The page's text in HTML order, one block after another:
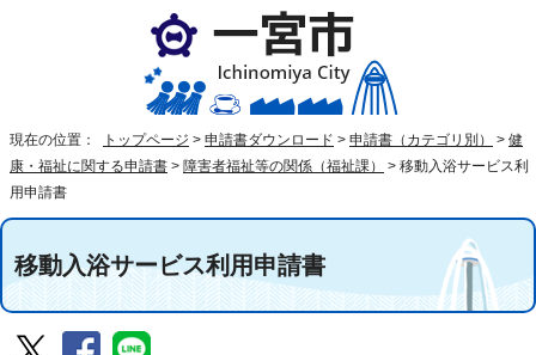
現在の位置： トップページ > 申請書ダウンロード > 申請書（カテゴリ別） > 健
康・福祉に関する申請書 > 障害者福祉等の関係（福祉課） > 移動入浴サービス利
用申請書
移動入浴サービス利用申請書